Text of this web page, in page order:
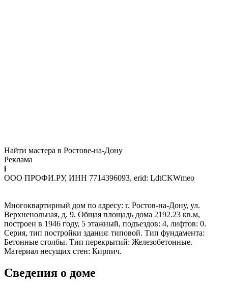
Найти мастера в Ростове-на-Дону
Реклама
i
ООО ПРОФИ.РУ, ИНН 7714396093, erid: LdtCKWmeo
Многоквартирный дом по адресу: г. Ростов-на-Дону, ул.
Верхненольная, д. 9. Общая площадь дома 2192.23 кв.м,
построен в 1946 году, 5 этажный, подъездов: 4, лифтов: 0.
Серия, тип постройки здания: типовой. Тип фундамента:
Бетонные столбы. Тип перекрытий: Железобетонные.
Материал несущих стен: Кирпич.
Сведения о доме